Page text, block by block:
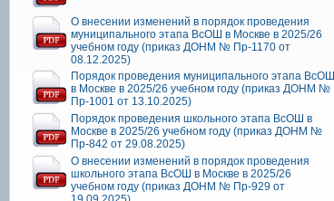
О внесении изменений в порядок проведения
муниципального этапа ВсОШ в Москве в 2025/26
учебном году (приказ ДОНМ № Пр-1170 от
08.12.2025)
Порядок проведения муниципального этапа ВсОШ
в Москве в 2025/26 учебном году (приказ ДОНМ №
Пр-1001 от 13.10.2025)
Порядок проведения школьного этапа ВсОШ в
Москве в 2025/26 учебном году (приказ ДОНМ №
Пр-842 от 29.08.2025)
О внесении изменений в порядок проведения
школьного этапа ВсОШ в Москве в 2025/26
учебном году (приказ ДОНМ № Пр-929 от